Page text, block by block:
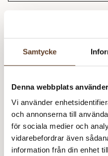
Samtycke
Denna webbplats
Vi använder
och annonserna till
för sociala medier och
vidarebefordrar även
information från din enhet
Rekommenderade
Addi Classic
Addi Classic
Prisspecifikation